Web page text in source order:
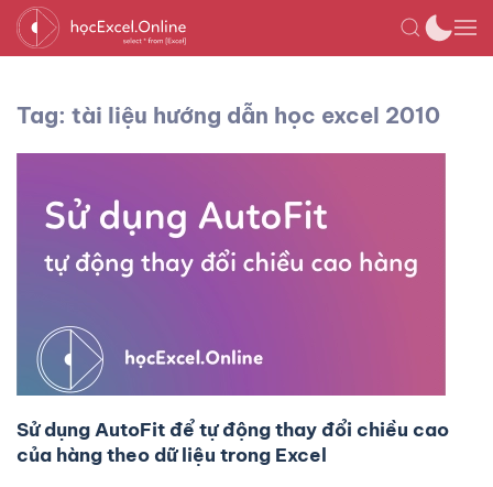
Tag: tài liệu hướng dẫn học excel 2010
Sử dụng AutoFit để tự động thay đổi chiều cao
của hàng theo dữ liệu trong Excel